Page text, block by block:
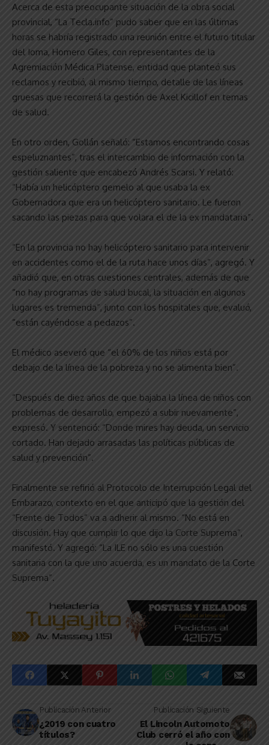
Acerca de esta preocupante situación de la obra social
provincial, “La Tecla.info” pudo saber que en las últimas
horas se habría registrado una reunión entre el futuro titular
del Ioma, Homero Giles, con representantes de la
Agremiación Médica Platense, entidad que planteó sus
reclamos y recibió, al mismo tiempo, detalle de las líneas
gruesas que recorrerá la gestión de Axel Kicillof en temas
de salud.
En otro orden, Gollán señaló: “Estamos encontrando cosas
espeluznantes”, tras el intercambio de información con la
gestión saliente que encabezó Andrés Scarsi. Y relató:
“Había un helicóptero gemelo al que usaba la ex
Gobernadora que era un helicóptero sanitario. Le fueron
sacando las piezas para que volara el de la ex mandataria”.
“En la provincia no hay helicóptero sanitario para intervenir
en accidentes como el de la ruta hace unos días”, agregó. Y
añadió que, en otras cuestiones centrales, además de que
“no hay programas de salud bucal, la situación en algunos
lugares es tremenda”, junto con los hospitales que, evaluó,
“están cayéndose a pedazos”.
El médico aseveró que “el 60% de los niños está por
debajo de la línea de la pobreza y no se alimenta bien”.
“Después de diez años de que bajaba la línea de niños con
problemas de desarrollo, empezó a subir nuevamente”,
expresó. Y sentenció: “Donde mires hay deuda, un servicio
cortado. Han dejado arrasadas las políticas públicas de
salud y prevención”.
Finalmente se refirió al Protocolo de Interrupción Legal del
Embarazo, contexto en el que anticipó que la gestión del
“Frente de Todos” va a adherir al mismo. “No está en
discusión. Hay que cumplir lo que dijo la Corte Suprema”,
manifestó. Y agregó: “La ILE no sólo es una cuestión
sanitaria con la que uno acuerda, es un mandato de la Corte
Suprema”.
Publicación Anterior
¿2019 con cuatro
títulos?
Publicación Siguiente
El Lincoln Automoto
Club cerró el año con